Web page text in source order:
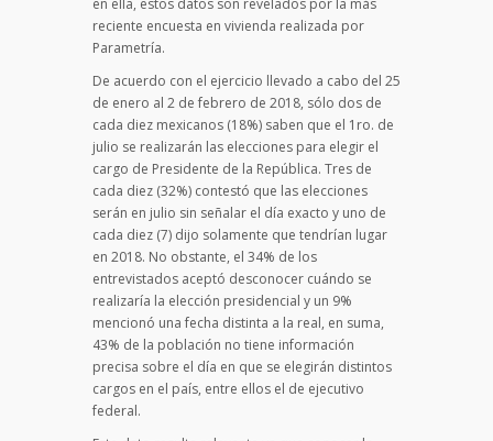
reciente encuesta en vivienda realizada por
Parametría.
De acuerdo con el ejercicio llevado a cabo del 25
de enero al 2 de febrero de 2018, sólo dos de
cada diez mexicanos (18%) saben que el 1ro. de
julio se realizarán las elecciones para elegir el
cargo de Presidente de la República. Tres de
cada diez (32%) contestó que las elecciones
serán en julio sin señalar el día exacto y uno de
cada diez (7) dijo solamente que tendrían lugar
en 2018. No obstante, el 34% de los
entrevistados aceptó desconocer cuándo se
realizaría la elección presidencial y un 9%
mencionó una fecha distinta a la real, en suma,
43% de la población no tiene información
precisa sobre el día en que se elegirán distintos
cargos en el país, entre ellos el de ejecutivo
federal.